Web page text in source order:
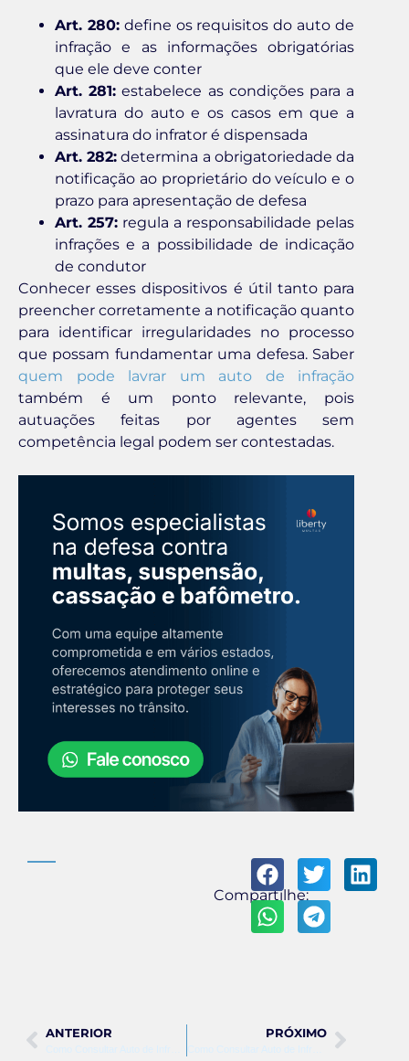
Art. 280:define os requisitos do auto de
infração e as informações obrigatórias
que ele deve conter
Art. 281: estabelece as condições para a
lavratura do auto e os casos em que a
assinatura do infrator é dispensada
Art. 282: determina a obrigatoriedade da
notificação ao proprietário do veículo e o
prazo para apresentação de defesa
Art. 257: regula a responsabilidade pelas
infrações e a possibilidade de indicação
de condutor
Conhecer esses dispositivos é útil tanto para
preencher corretamente a notificação quanto
para identificar irregularidades no processo
que possam fundamentar uma defesa. Saber
quem pode lavrar um auto de infração
também é um ponto relevante, pois
autuações feitas por agentes sem
competência legal podem ser contestadas.
Compartilhe:
ANTERIOR PRÓXIMO